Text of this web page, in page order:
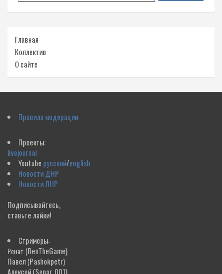
Главная
Коллектив
О сайте
Правила модерации
Проекты:
livejournal
Youtube русский/english
Новости ДНР
Новости ЛНР
Подписывайтесь,
ставьте лайки!
Стримеры:
Ренат (RenTheGame)
Павел(Pashokpetr)
Алексей(Separ_001)